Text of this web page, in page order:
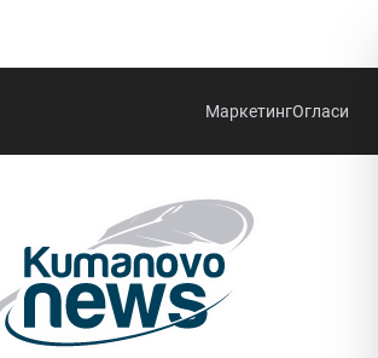
МаркетингОгласи